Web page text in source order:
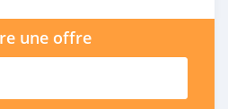
une offre